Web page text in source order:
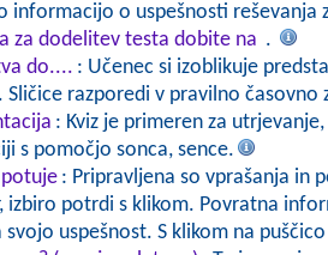
informacijo o uspešnosti reševanja
za dodelitev testa dobite na .
do.... : Učenec si izoblikuje
Sličice razporedi v pravilno časovno
: Kviz je primeren za
s pomočjo sonca, sence.
: Pripravljena so vprašanja in
izbiro potrdi s klikom. Povratna
svojo uspešnost. S klikom na